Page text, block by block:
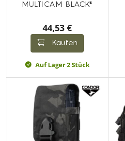
MULTICAM BLACK®
44,53 €
Kaufen
Auf Lager 2 Stück